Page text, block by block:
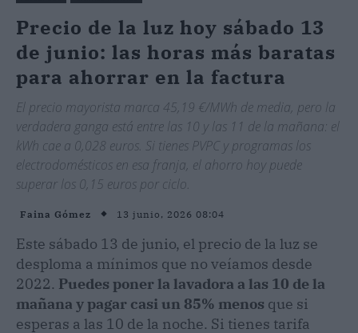
Precio de la luz hoy sábado 13
de junio: las horas más baratas
para ahorrar en la factura
El precio mayorista marca 45,19 €/MWh de media, pero la
verdadera ganga está entre las 10 y las 11 de la mañana: el
kWh cae a 0,028 euros. Si tienes PVPC y programas los
electrodomésticos en esa franja, el ahorro hoy puede
superar los 0,15 euros por ciclo.
Faina Gómez 13 junio, 2026 08:04
Este sábado 13 de junio, el precio de la luz se
desploma a mínimos que no veíamos desde
2022. Puedes poner la lavadora a las 10 de la
mañana y pagar casi un 85% menos que si
esperas a las 10 de la noche. Si tienes tarifa